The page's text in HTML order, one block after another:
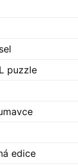
puzzle
edice